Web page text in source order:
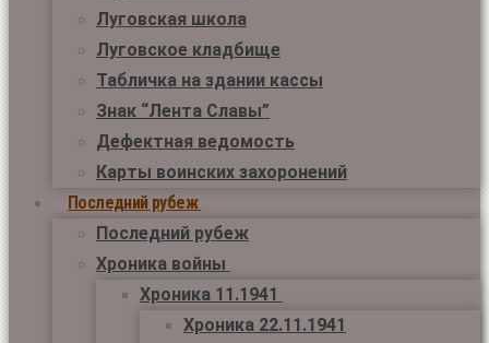
Луговская школа
Луговское кладбище
Табличка на здании кассы
Знак “Лента Славы”
Дефектная ведомость
Карты воинских захоронений
Последний рубеж
Последний рубеж
Хроника войны
Хроника 11.1941
Хроника 22.11.1941